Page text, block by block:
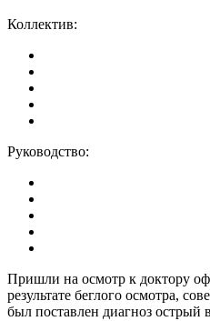
Коллектив:
Руководство:
Пришли на осмотр к доктору
результате беглого осмотра,
был поставлен диагноз